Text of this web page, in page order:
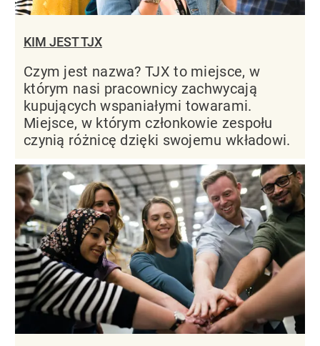
KIM JEST TJX
Czym jest nazwa? TJX to miejsce, w
którym nasi pracownicy zachwycają
kupujących wspaniałymi towarami.
Miejsce, w którym członkowie zespołu
czynią różnicę dzięki swojemu wkładowi.